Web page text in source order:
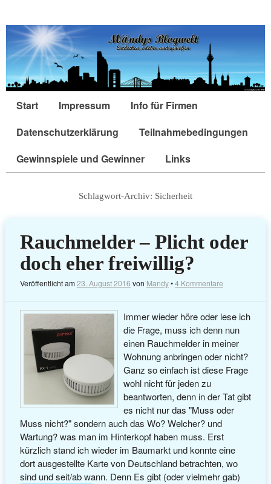
Start Impressum
Info für Firmen
Datenschutzerklärung
Teilnahmebedingungen
Gewinnspiele und Gewinner
Links
Schlagwort-Archiv: Sicherheit
Rauchmelder – Plicht oder
doch eher freiwillig?
Veröffentlicht am23. August 2016 von Mandy•4 Kommentare
Immer wieder höre oder lese ich
die Frage, muss ich denn nun
einen Rauchmelder in meiner
Wohnung anbringen oder nicht?
Ganz so einfach ist diese Frage
wohl nicht für jeden zu
beantworten, denn in der Tat gibt
es nicht nur das "Muss oder
Muss nicht?" sondern auch das Wo? Welcher? und
Wartung? was man im Hinterkopf haben muss. Erst
kürzlich stand ich wieder im Baumarkt und konnte eine
dort ausgestellte Karte von Deutschland betrachten, wo
sind und seit/ab wann. Denn Es gibt (oder vielmehr gab)